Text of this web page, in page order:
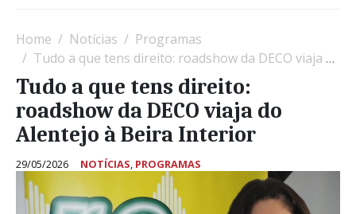
Home Notícias
Programas
Tudo a que tens direito: roadshow da DECO viaja do Alentejo à Beira Interior
Tudo a que tens direito:
roadshow da DECO viaja do
Alentejo à Beira Interior
29/05/2026 NOTÍCIAS, PROGRAMAS